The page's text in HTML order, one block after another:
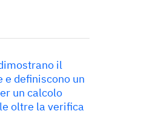
il
e definiscono un
un calcolo
oltre la verifica